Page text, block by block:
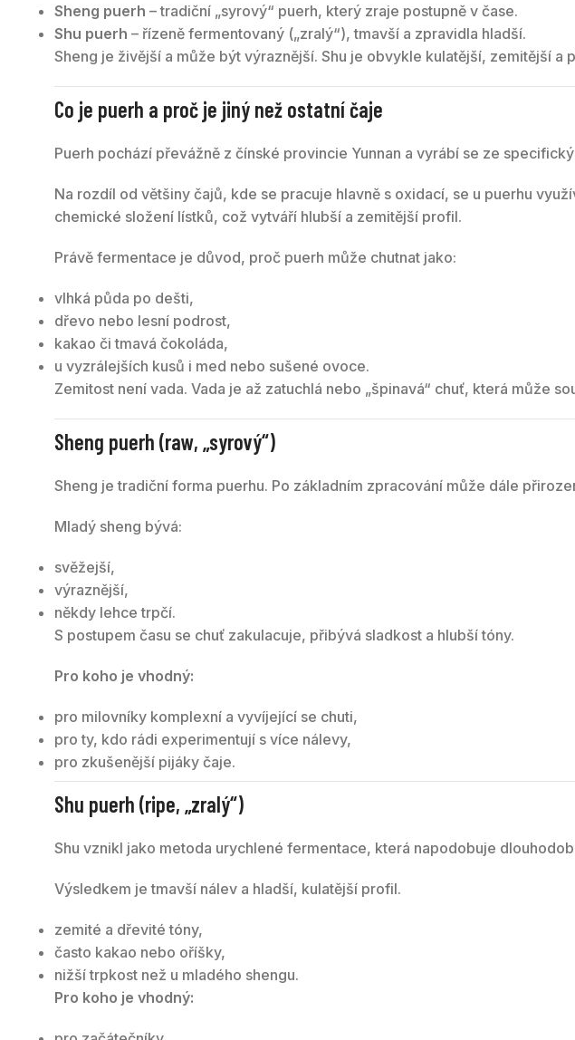
Sheng puerh – tradiční „syrový“ puerh, který zraje postupně v čase.
Shu puerh – řízeně fermentovaný („zralý“), tmavší a zpravidla hladší.
Sheng je živější a může být výraznější. Shu je obvykle kulatější, zemitější a
Co je puerh a proč je jiný než ostatní čaje
Puerh pochází převážně z čínské provincie Yunnan a vyrábí se ze
Na rozdíl od většiny čajů, kde se pracuje hlavně s oxidací, se u puerhu
chemické složení lístků, což vytváří hlubší a zemitější profil.
Právě fermentace je důvod, proč puerh může chutnat jako:
vlhká půda po dešti,
dřevo nebo lesní podrost,
kakao či tmavá čokoláda,
u vyzrálejších kusů i med nebo sušené ovoce.
Zemitost není vada. Vada je až zatuchlá nebo „špinavá“ chuť, která může
Sheng puerh (raw, „syrový“)
Sheng je tradiční forma puerhu. Po základním zpracování může dále
Mladý sheng bývá:
svěžejší,
výraznější,
někdy lehce trpčí.
S postupem času se chuť zakulacuje, přibývá sladkost a hlubší tóny.
Pro koho je vhodný:
pro milovníky komplexní a vyvíjející se chuti,
pro ty, kdo rádi experimentují s více nálevy,
pro zkušenější pijáky čaje.
Shu puerh (ripe, „zralý“)
Shu vznikl jako metoda urychlené fermentace, která napodobuje
Výsledkem je tmavší nálev a hladší, kulatější profil.
zemité a dřevité tóny,
často kakao nebo oříšky,
nižší trpkost než u mladého shengu.
Pro koho je vhodný: